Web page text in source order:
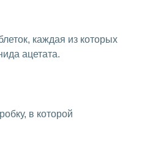
каждая из которых
ацетата.
в которой